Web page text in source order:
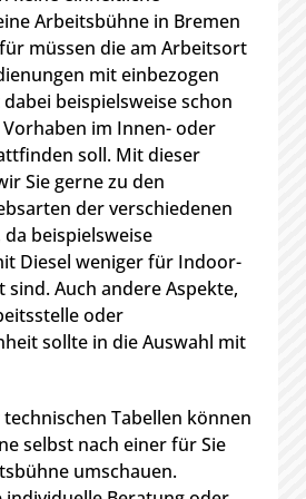
Arbeitsbühne in Bremen
müssen die am Arbeitsort
mit einbezogen
beispielsweise schon
im Innen- oder
soll. Mit dieser
Sie gerne zu den
der verschiedenen
beispielsweise
Diesel weniger für Indoor-
sind. Auch andere Aspekte,
oder
sollte in die Auswahl mit
Tabellen können
selbst nach einer für Sie
umschauen.